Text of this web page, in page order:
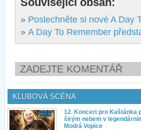
» Poslechněte si nové A Day
» A Day To Remember
ZADEJTE KOMENTÁŘ
KLUBOVÁ SCÉNA
12. Koncert pro Kaštánka
širým nebem v
Modrá Vopice